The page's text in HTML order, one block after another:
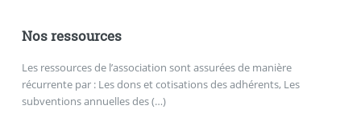
Nos ressources
Les ressources de l’association sont assurées de manière
récurrente par : Les dons et cotisations des adhérents, Les
subventions annuelles des (…)